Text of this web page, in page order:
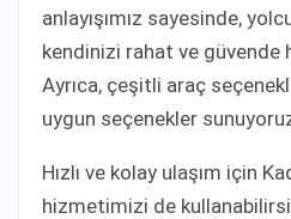
anlayışımız sayesinde,
kendinizi rahat ve güvende
Ayrıca, çeşitli araç
uygun seçenekler
Hızlı ve kolay ulaşım için
hizmetimizi de